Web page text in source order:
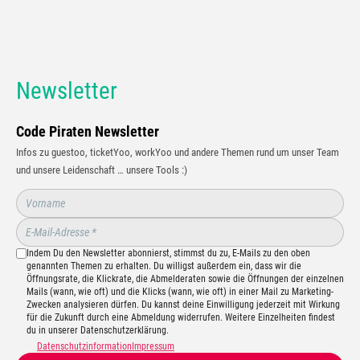
Newsletter
Code Piraten Newsletter
Infos zu guestoo, ticketYoo, workYoo und andere Themen rund um unser Team
und unsere Leidenschaft … unsere Tools :)
Indem Du den Newsletter abonnierst, stimmst du zu, E-Mails zu den oben
genannten Themen zu erhalten. Du willigst außerdem ein, dass wir die
Öffnungsrate, die Klickrate, die Abmelderaten sowie die Öffnungen der einzelnen
Mails (wann, wie oft) und die Klicks (wann, wie oft) in einer Mail zu Marketing-
Zwecken analysieren dürfen. Du kannst deine Einwilligung jederzeit mit Wirkung
für die Zukunft durch eine Abmeldung widerrufen. Weitere Einzelheiten findest
du in unserer Datenschutzerklärung.
DatenschutzinformationImpressum